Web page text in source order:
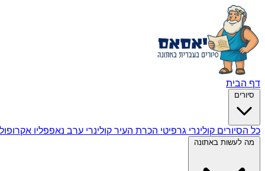
דף הבית
סיורים
כל הסיורים קולינרי גרפיטי הכרת העיר קולינרי ערב נאפפליו
מה לעשות באתונה